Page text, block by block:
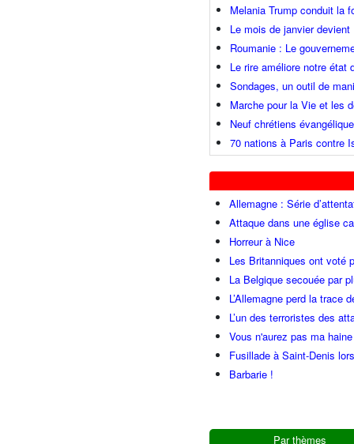
Melania Trump conduit la
Le mois de janvier
Roumanie : Le
Le rire améliore notre état
Sondages, un outil de
Marche pour la Vie et les
Neuf chrétiens
70 nations à Paris contre
Allemagne : Série
Attaque dans une église
Horreur à Nice
Les Britanniques ont voté
La Belgique secouée par
L’Allemagne perd la trace
L’un des terroristes des
Vous n'aurez pas ma haine
Fusillade à Saint-Denis
Barbarie !
Par thèmes